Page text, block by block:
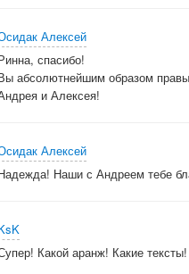
Алексей
спасибо!
абсолютнейшим образом
и Алексея!
Алексей
Наши с Андреем тебе
Какой аранж! Какие